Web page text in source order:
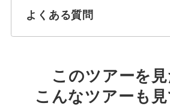
よくある質問
このツアーを
こんなツアーも